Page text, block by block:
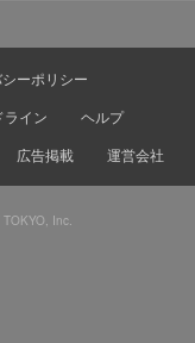
ーポリシー
ライン
ヘルプ
広告掲載 運営会社
Inc.